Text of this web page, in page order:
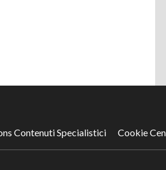
Contenuti Specialistici Cookie